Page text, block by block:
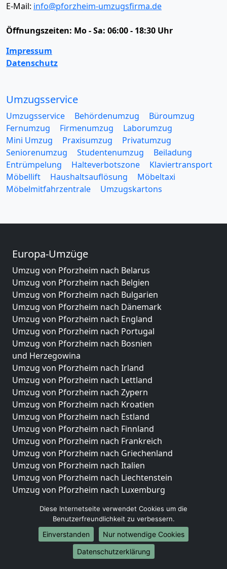
E-Mail: info@pforzheim-umzugsfirma.de
Öffnungszeiten: Mo - Sa: 06:00 - 18:30 Uhr
Impressum
Datenschutz
Umzugsservice
Umzugsservice Behördenumzug
Büroumzug
Fernumzug
Firmenumzug
Laborumzug
Mini Umzug
Praxisumzug
Privatumzug
Seniorenumzug
Studentenumzug
Beiladung
Entrümpelung
Halteverbotszone
Klaviertransport
Möbellift
Haushaltsauflösung
Möbeltaxi
Möbelmitfahrzentrale
Umzugskartons
Europa-Umzüge
Umzug von Pforzheim nach Belarus
Umzug von Pforzheim nach Belgien
Umzug von Pforzheim nach Bulgarien
Umzug von Pforzheim nach Dänemark
Umzug von Pforzheim nach England
Umzug von Pforzheim nach Portugal
Umzug von Pforzheim nach Bosnien
und Herzegowina
Umzug von Pforzheim nach Irland
Umzug von Pforzheim nach Lettland
Umzug von Pforzheim nach Zypern
Umzug von Pforzheim nach Kroatien
Umzug von Pforzheim nach Estland
Umzug von Pforzheim nach Finnland
Umzug von Pforzheim nach Frankreich
Umzug von Pforzheim nach Griechenland
Umzug von Pforzheim nach Italien
Umzug von Pforzheim nach Liechtenstein
Umzug von Pforzheim nach Luxemburg
Umzug von Pforzheim nach Norwegen
Umzüge-Deutschlandweit
Umzug von Pforzheim nach Berlin
Umzug von Pforzheim nach Hamburg
Diese Internetseite verwendet Cookies um die
Benutzerfreundlichkeit zu verbessern.
Einverstanden
Nur notwendige Cookies
Datenschutzerklärung